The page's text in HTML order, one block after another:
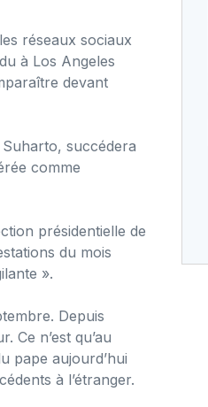
réseaux sociaux
à Los Angeles
devant
succédera
comme
présidentielle de
du mois
».
Depuis
Ce n’est qu’au
pape aujourd’hui
à l’étranger.